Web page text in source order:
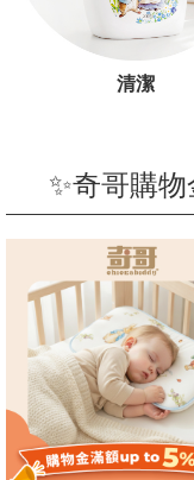
清潔
✨奇哥購